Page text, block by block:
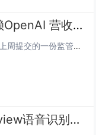
微软AI营收首度揭密：严重依赖OpenAI 营收占比或达70%
快科技8月6日消息，据媒体报道，根据微软上周提交的一份监管文件，在截至2026年6月的财年内，公司从OpenAI获得的营收达241亿美元。这一数字意味着，OpenAI已贡献微软AI业务总营收的半数以上，占比甚至可能高达约70%。该数据一经披...
腾讯元宝上线Hy ASR 3.0 preview语音识别模型：各种方言、复杂环境都能听清